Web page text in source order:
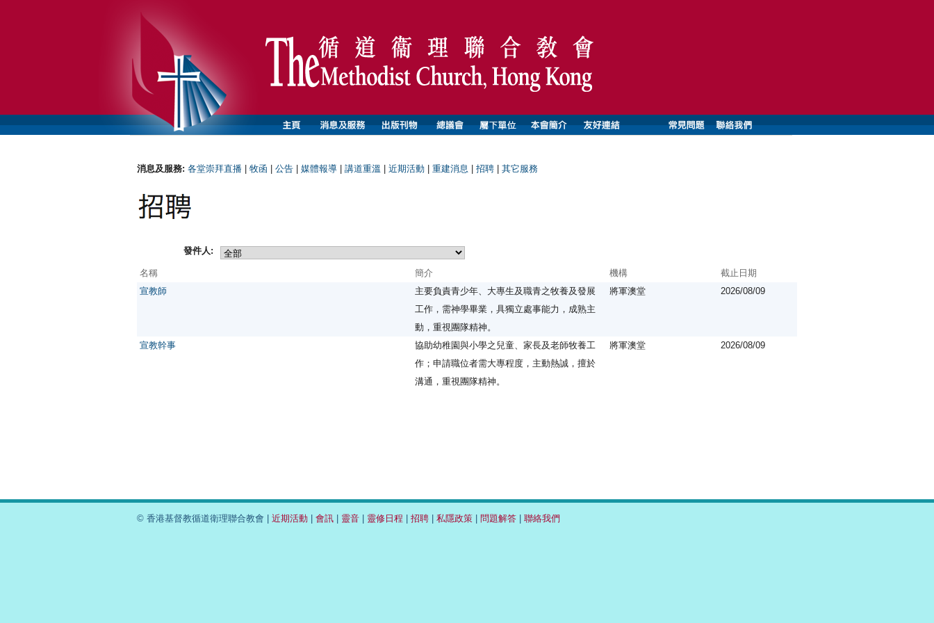
消息及服務: 各堂崇拜直播 牧函 公告 媒體報導 講道重溫 近期活動 重建消息 招聘 其它服務
發件人:
名稱 簡介 機構
截止日期
宣教師
主要負責青少年、大專生及職青之牧養及發展
工作，需神學畢業，具獨立處事能力，成熟主
動，重視團隊精神。
將軍澳堂 2026/08/09
宣教幹事
協助幼稚園與小學之兒童、家長及老師牧養工
作；申請職位者需大專程度，主動熱誠，擅於
溝通，重視團隊精神。
將軍澳堂 2026/08/09
© 香港基督教循道衛理聯合教會 | 近期活動 會訊 靈音 靈修日程 招聘 私隱政策 問題解答 聯絡我們